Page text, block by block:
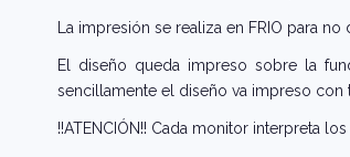
La impresión se realiza en FRIO para
El diseño queda impreso sobre la
sencillamente el diseño va impreso con
!!ATENCIÓN!! Cada monitor interpreta